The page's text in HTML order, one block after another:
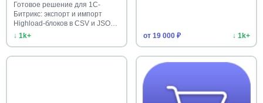
Готовое решение для 1С-
Битрикс: экспорт и импорт
Highload-блоков в CSV и JSON.
У…
↓ 1k+ от 19 000 ₽ ↓ 1k+